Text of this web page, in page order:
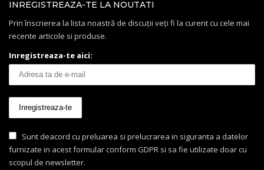
INREGISTREAZA-TE LA NOUTATI
Prin înscrierea la lista noastră de discuții veți fi la curent cu cele mai
recente articole si produse.
Inregistreaza-te aici:
Sunt deacord cu preluarea si prelucrarea in siguranta a datelor
furnizate in acest formular conform GDPR si sa fie utilizate doar cu
scopul de newsletter.